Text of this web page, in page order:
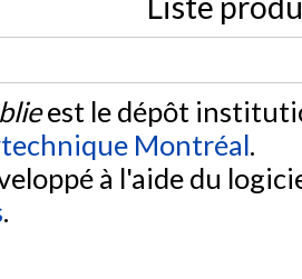
est le dépôt
Montréal.
à l'aide du
.